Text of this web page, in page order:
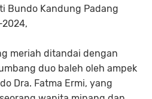
Bundo Kandung Padang
meriah ditandai dengan
duo baleh oleh ampek
Dra. Fatma Ermi, yang